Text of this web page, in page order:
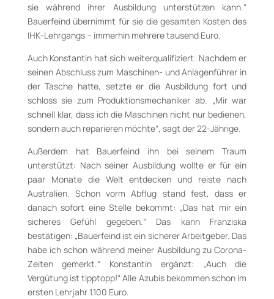
sie während ihrer Ausbildung unterstützen kann.“
Bauerfeind übernimmt für sie die gesamten Kosten des
IHK-Lehrgangs – immerhin mehrere tausend Euro.
Auch Konstantin hat sich weiterqualifiziert. Nachdem er
seinen Abschluss zum Maschinen- und Anlagenführer in
der Tasche hatte, setzte er die Ausbildung fort und
schloss sie zum Produktionsmechaniker ab. „Mir war
schnell klar, dass ich die Maschinen nicht nur bedienen,
sondern auch reparieren möchte“, sagt der 22-Jährige.
Außerdem hat Bauerfeind ihn bei seinem Traum
unterstützt: Nach seiner Ausbildung wollte er für ein
paar Monate die Welt entdecken und reiste nach
Australien. Schon vorm Abflug stand fest, dass er
danach sofort eine Stelle bekommt: „Das hat mir ein
sicheres Gefühl gegeben.“ Das kann Franziska
bestätigen: „Bauerfeind ist ein sicherer Arbeitgeber. Das
habe ich schon während meiner Ausbildung zu Corona-
Zeiten gemerkt.“ Konstantin ergänzt: „Auch die
Vergütung ist tipptopp!“ Alle Azubis bekommen schon im
ersten Lehrjahr 1.100 Euro.